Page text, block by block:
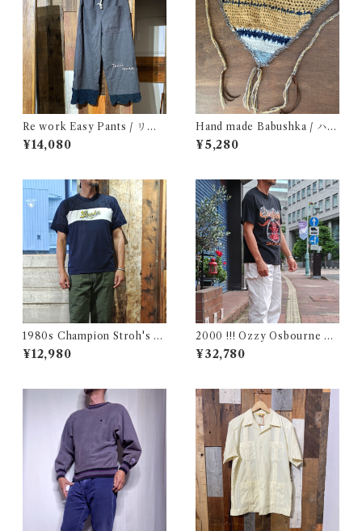
Re work Easy Pants / リワ
ーク イージー パンツ クロシェ
& 刺繍入り
¥14,080
Hand made Babushka / ハン
ドメイド バブーシュカ
¥5,280
1980s Champion Stroh's W
ater Print T-Shirt Size XL /
チャンピオン トリコ タグ 染み
¥12,980
2000 !!! Ozzy Osbourne O
ZZFEST Rock T-Shirt Size
L / オジーオズボーン オズフ
¥32,780